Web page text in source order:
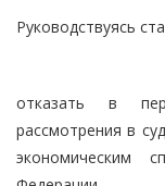
Руководствуясь
отказать в
рассмотрения в
экономическим